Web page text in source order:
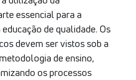
essencial para a
de qualidade. Os
devem ser vistos sob a
de ensino,
os processos